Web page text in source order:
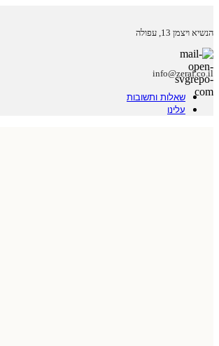
הנשיא ויצמן 13, עפולה
info@zeraf.co.il
שאלות ותשובות
עלינו